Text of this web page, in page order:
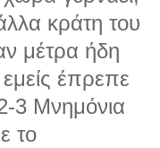
κράτη του
μέτρα ήδη
έπρεπε
3 Μνημόνια
το